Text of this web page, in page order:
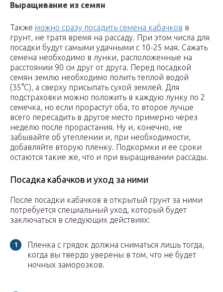
Выращивание из семян
Также можно сразу посадить семена кабачков в
грунт, не тратя время на рассаду. При этом числа для
посадки будут самыми удачными с 10-25 мая. Сажать
семена необходимо в лунки, расположенные на
расстоянии 90 см друг от друга. Перед посадкой
семян землю необходимо полить теплой водой
(35°С), а сверху присыпать сухой землей. Для
подстраховки можно положить в каждую лунку по 2
семечка, но если прорастут оба, то второе лучше
всего пересадить в другое место примерно через
неделю после прорастания. Ну и, конечно, не
забывайте об утеплении и, при необходимости,
добавляйте вторую пленку. Подкормки и ее сроки
остаются такие же, что и при выращивании рассады.
Посадка кабачков и уход за ними
После посадки кабачков в открытый грунт за ними
потребуется специальный уход, который будет
заключаться в следующих действиях:
Пленка с грядок должна сниматься лишь тогда,
когда вы твердо уверены в том, что не будет
ночных заморозков.